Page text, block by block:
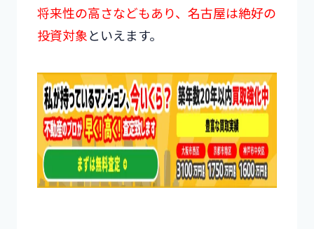
将来性の高さなどもあり、名古屋は絶好の
投資対象といえます。